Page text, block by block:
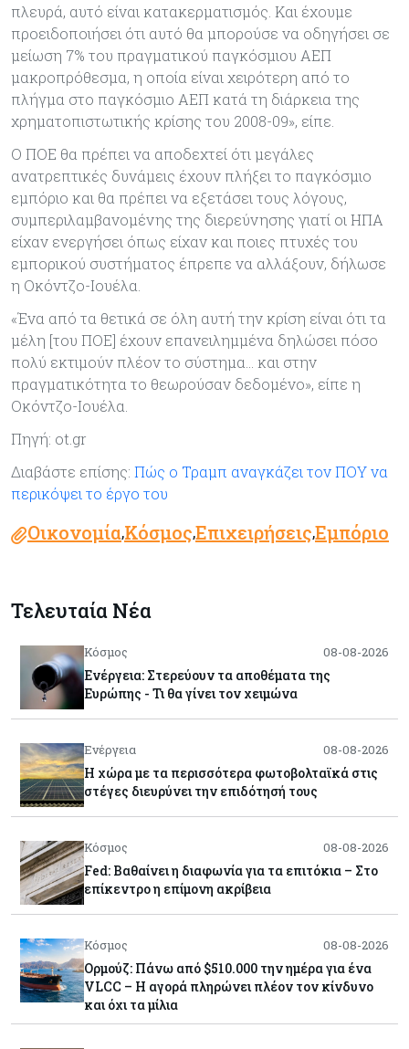
πλευρά, αυτό είναι κατακερματισμός. Και έχουμε
προειδοποιήσει ότι αυτό θα μπορούσε να οδηγήσει σε
μείωση 7% του πραγματικού παγκόσμιου ΑΕΠ
μακροπρόθεσμα, η οποία είναι χειρότερη από το
πλήγμα στο παγκόσμιο ΑΕΠ κατά τη διάρκεια της
χρηματοπιστωτικής κρίσης του 2008-09», είπε.
Ο ΠΟΕ θα πρέπει να αποδεχτεί ότι μεγάλες
ανατρεπτικές δυνάμεις έχουν πλήξει το παγκόσμιο
εμπόριο και θα πρέπει να εξετάσει τους λόγους,
συμπεριλαμβανομένης της διερεύνησης γιατί οι ΗΠΑ
είχαν ενεργήσει όπως είχαν και ποιες πτυχές του
εμπορικού συστήματος έπρεπε να αλλάξουν, δήλωσε
η Οκόντζο-Ιουέλα.
«Ένα από τα θετικά σε όλη αυτή την κρίση είναι ότι τα
μέλη [του ΠΟΕ] έχουν επανειλημμένα δηλώσει πόσο
πολύ εκτιμούν πλέον το σύστημα… και στην
πραγματικότητα το θεωρούσαν δεδομένο», είπε η
Οκόντζο-Ιουέλα.
Πηγή: ot.gr
Διαβάστε επίσης: Πώς ο Τραμπ αναγκάζει τον ΠΟΥ να
περικόψει το έργο του
Οικονομία,Κόσμος,Επιχειρήσεις,Εμπόριο
Τελευταία Νέα
Κόσμος 08-08-2026
Ενέργεια: Στερεύουν τα αποθέματα της
Ευρώπης - Τι θα γίνει τον χειμώνα
Ενέργεια 08-08-2026
Η χώρα με τα περισσότερα φωτοβολταϊκά στις
στέγες διευρύνει την επιδότησή τους
Κόσμος 08-08-2026
Fed: Βαθαίνει η διαφωνία για τα επιτόκια – Στο
επίκεντρο η επίμονη ακρίβεια
Κόσμος 08-08-2026
Ορμούζ: Πάνω από $510.000 την ημέρα για ένα
VLCC – Η αγορά πληρώνει πλέον τον κίνδυνο
και όχι τα μίλια